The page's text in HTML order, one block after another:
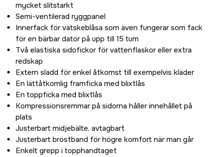
mycket slitstarkt
Semi-ventilerad ryggpanel
Innerfack för vätskeblåsa som även fungerar som fack
för en bärbar dator på upp till 15 tum
Två elastiska sidofickor för vattenflaskor eller extra
redskap
Extern sladd för enkel åtkomst till exempelvis kläder
En lättåtkomlig framficka med blixtlås
En toppficka med blixtlås
Kompressionsremmar på sidorna håller innehållet på
plats
Justerbart midjebälte, avtagbart
Justerbart bröstband för högre komfort när man går
Enkelt grepp i topphandtaget